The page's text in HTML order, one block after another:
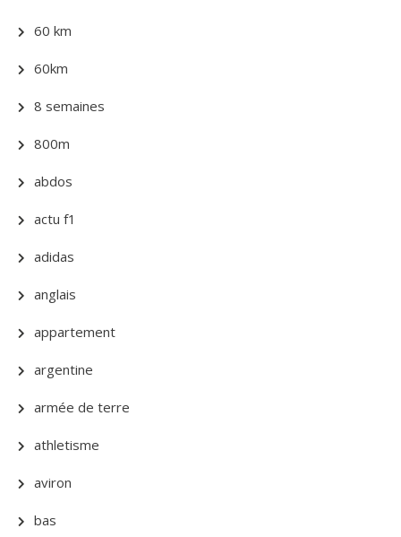
60 km
60km
8 semaines
800m
abdos
actu f1
adidas
anglais
appartement
argentine
armée de terre
athletisme
aviron
bas